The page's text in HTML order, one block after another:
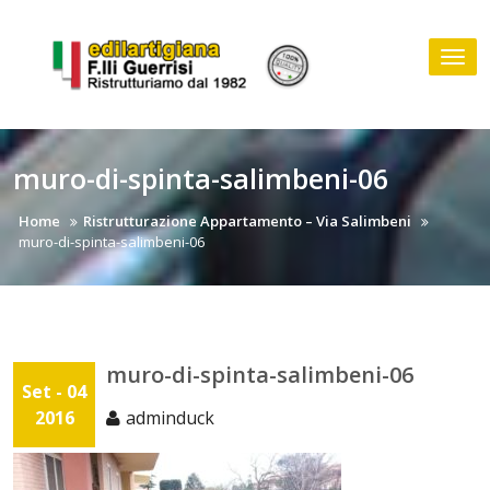
content
muro-di-spinta-salimbeni-06
Home
Ristrutturazione Appartamento – Via Salimbeni
muro-di-spinta-salimbeni-06
Set - 04
2016
muro-di-spinta-salimbeni-06
adminduck